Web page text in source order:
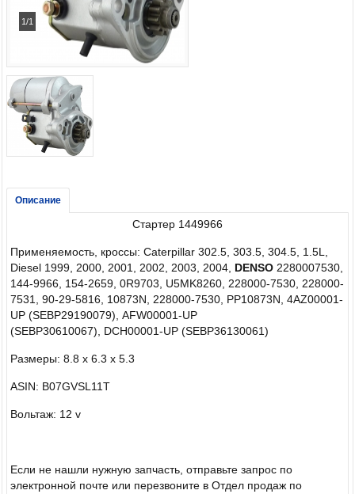
1/1
Описание
Стартер 1449966
Применяемость, кроссы: Caterpillar 302.5, 303.5, 304.5, 1.5L,
Diesel 1999, 2000, 2001, 2002, 2003, 2004, DENSO 2280007530,
144-9966, 154-2659, 0R9703, U5MK8260, 228000-7530, 228000-
7531, 90-29-5816, 10873N, 228000-7530, PP10873N, 4AZ00001-
UP (SEBP29190079), AFW00001-UP
(SEBP30610067), DCH00001-UP (SEBP36130061)
Размеры: 8.8 x 6.3 x 5.3
ASIN: B07GVSL11T
Вольтаж: 12 v
Если не нашли нужную запчасть, отправьте запрос по
электронной почте или перезвоните в Отдел продаж по